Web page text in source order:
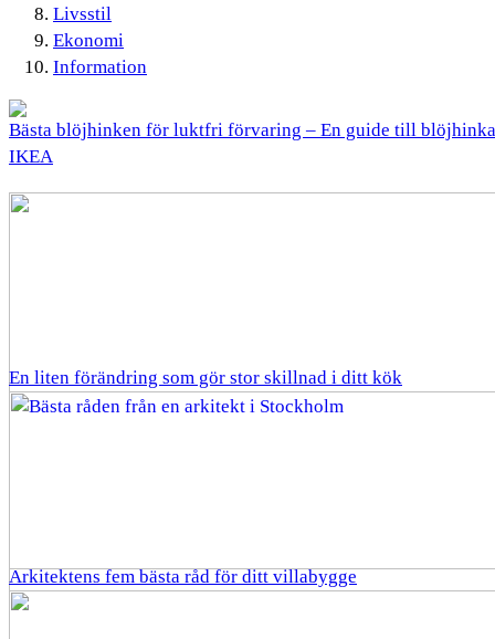
Livsstil
Ekonomi
Information
Bästa blöjhinken för luktfri förvaring – En guide till
IKEA
En liten förändring som gör stor skillnad i ditt kök
Arkitektens fem bästa råd för ditt villabygge